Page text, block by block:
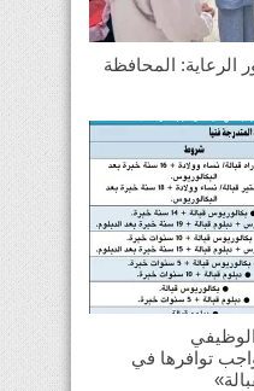
الرعاية: المحافظة
توافرها في